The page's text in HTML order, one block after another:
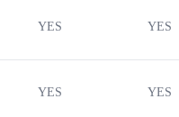
YES YES
YES YES